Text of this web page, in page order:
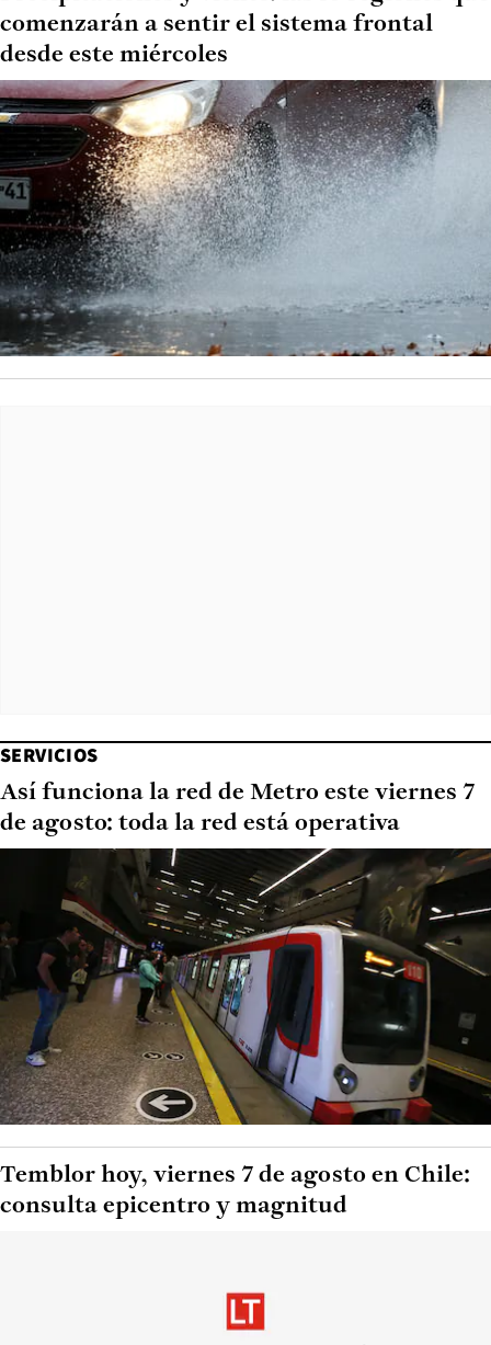
comenzarán a sentir el sistema frontal
desde este miércoles
SERVICIOS
Así funciona la red de Metro este viernes 7
de agosto: toda la red está operativa
Temblor hoy, viernes 7 de agosto en Chile:
consulta epicentro y magnitud